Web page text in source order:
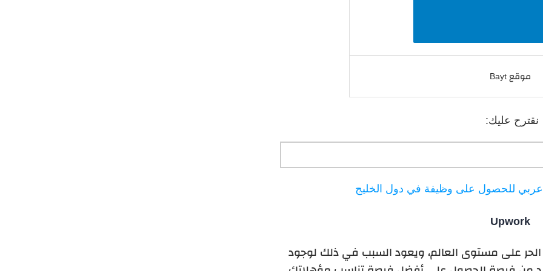
موقع Bayt
نقترح عليك:
للحصول على وظيفة في دول الخليج
Upwork
على مستوى العالم، ويعود السبب في ذلك لوجود